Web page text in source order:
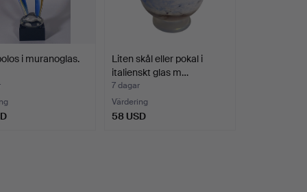
i muranoglas.
Liten skål eller pokal i
italienskt glas m…
7 dagar
Värdering
58 USD